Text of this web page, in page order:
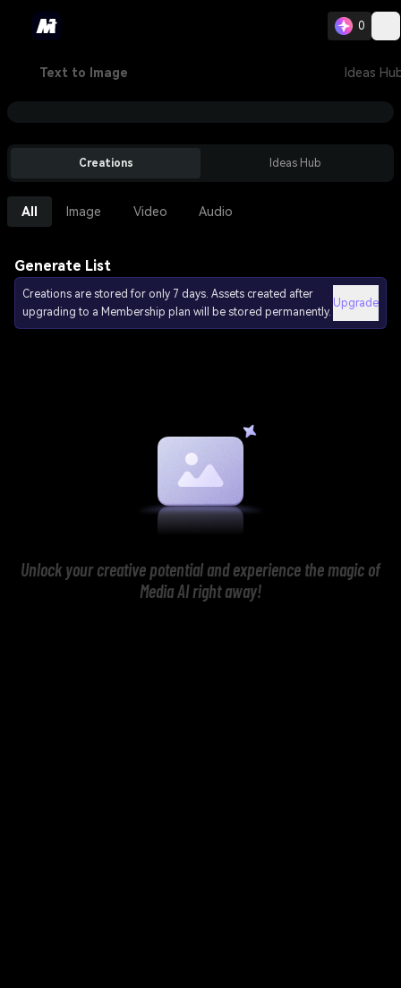
0
Text to Image Ideas
Creations Ideas Hub
All Image Video Audio
Generate List
Creations are stored for only 7 days. Assets created after
upgrading to a Membership plan will be stored permanently.
Upgrade
Unlock your creative potential and experience the magic of
Media AI right away!